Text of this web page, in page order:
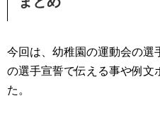
今回は、幼稚園の運動会の選
の選手宣誓で伝える事や例文
た。